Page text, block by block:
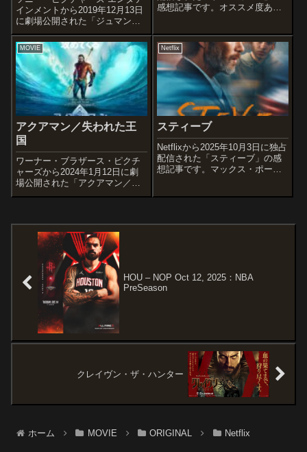
インメントから2019年12月13日
に劇場公開された「ジュマンジ/
ネクスト・レベル」の感想記事
です。大ヒットを記録したアド
ベンチャー「ジュマンジ ウェ
ルカム・トゥ・ジャングル」
(2017)の続編で「ジュマンジ」...
感想記事です。オススメ度あら
も背筋を丸めているジョディ。
交換留学生に恋したことをきっ
かけにコンプレックスを克...
MOVIE
アクアマン／失われた王
国
ワーナー・ブラザース・ピクチ
ャーズから2024年1月12日に劇
場公開された「アクアマン／失
われた王国」の感想記事です。
アマン』(2018)の続編であり、
「DCエクステンデッド・ユニ
Netflix
スティーブ
Netflixから2025年10月3日に独占
配信された「スティーブ」の感
想記事です。マックス・ポータ
える学校の校長は、生徒たち...
HOU – NOP Oct 12, 2025：NBA
PreSeason
クレイヴン・ザ・ハンター
ホーム MOVIE ORIGINAL Netflix